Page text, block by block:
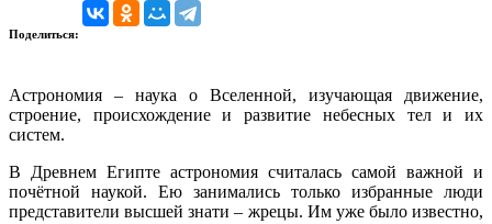
Поделиться:
Астрономия – наука о Вселенной, изучающая движение,
строение, происхождение и развитие небесных тел и их
систем.
В Древнем Египте астрономия считалась самой важной и
почётной наукой. Ею занимались только избранные люди
представители высшей знати – жрецы. Им уже было известно,